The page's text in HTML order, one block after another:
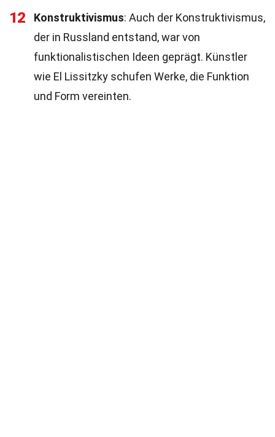
12 Konstruktivismus: Auch der Konstruktivismus,
der in Russland entstand, war von
funktionalistischen Ideen geprägt. Künstler
wie El Lissitzky schufen Werke, die Funktion
und Form vereinten.